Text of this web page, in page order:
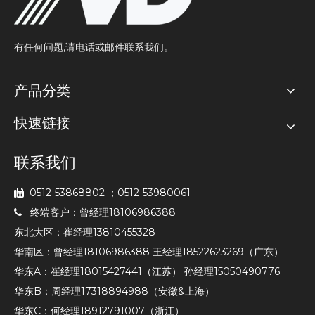
有任何问题,请电话或邮件联系我们。
产品分类
快速链接
联系我们
 0512-53868802 ；0512-53980061

终端客户：曾经理18106986388
东北大区：崔经理13810455328
华南区：曾经理18106986388 王经理18522623269（广东）
华东A：崔经理18015427441（江苏） 孙经理15050490776
华东B：周经理17318894988（安徽&上海）
华东C：何经理18912791007（浙江）